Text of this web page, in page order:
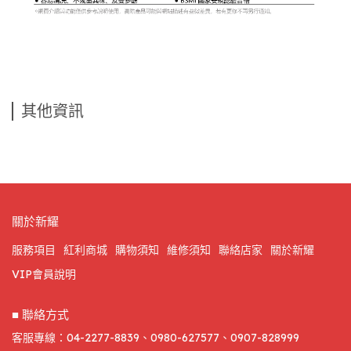
其他資訊
關於新耀
服務項目 紅利商城 購物須知 維修須知 聯絡店家
關於新耀
VIP會員說明
■ 聯絡方式
客服專線：04-2277-8839、0980-627577、0907-828999